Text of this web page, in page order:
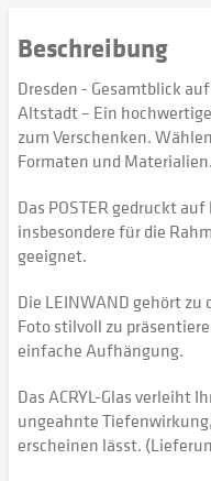
Beschreibung
Dresden - Gesamtblick
Altstadt – Ein
zum Verschenken.
Formaten und
Das POSTER gedruckt
insbesondere für die
geeignet.
Die LEINWAND gehört
Foto stilvoll zu
einfache Aufhängung.
Das ACRYL-Glas verleiht
ungeahnte
erscheinen lässt.